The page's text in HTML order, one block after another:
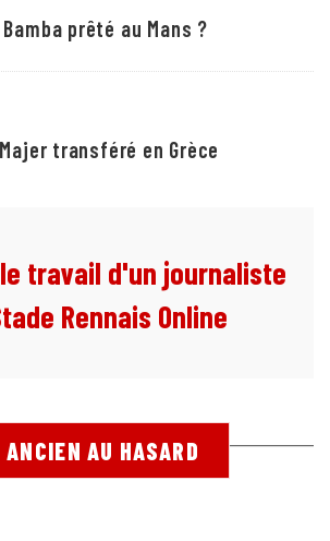
prêté au Mans ?
transféré en Grèce
travail d'un journaliste
Rennais Online
ANCIEN AU HASARD